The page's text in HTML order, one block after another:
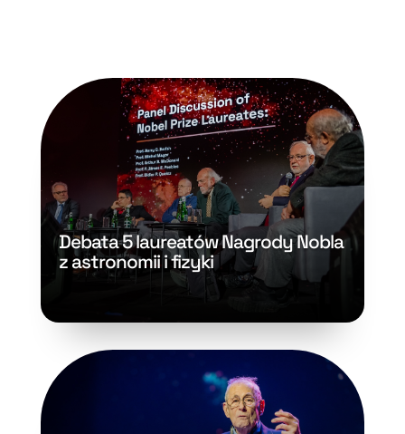
Debata 5 laureatów Nagrody Nobla
z astronomii i fizyki